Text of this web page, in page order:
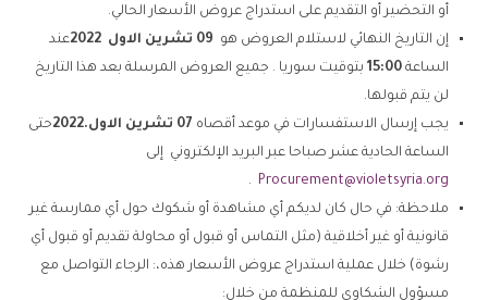
أو التحضير أو التقديم على استدراج عروض الأسعار الحالي.
إن التاريخ النهائي لاستلام العروض هو 09 تشرين الاول 2022عند
الساعة 15:00 بتوقيت سوريا . جميع العروض المرسلة بعد هذا التاريخ
لن يتم قبولها.
يجب إرسال الاستفسارات في موعد أقصاه 07 تشرين الاول.2022
حتى
الساعة الحادية عشر صباحا عبر البريد الإلكتروني إلى
Procurement@violetsyria.org
.
ملاحظة: في حال كان لديكم أي مشاهدة أو شكوك حول أي ممارسة غير
قانونية أو غير أخلاقية (مثل التماس أو قبول أو محاولة تقديم أو قبول أي
رشوة) خلال عملية استدراج عروض الأسعار هذه،: الرجاء التواصل مع
مسؤول الشكاوي للمنظمة من خلال: